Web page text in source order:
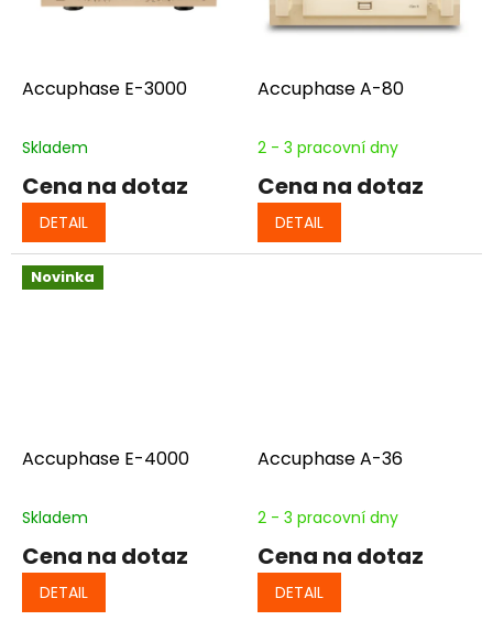
Accuphase E-3000
Skladem
Cena na dotaz
DETAIL
Accuphase A-80
2 - 3 pracovní dny
Cena na dotaz
DETAIL
Novinka
Accuphase E-4000
Skladem
Cena na dotaz
DETAIL
Accuphase A-36
2 - 3 pracovní dny
Cena na dotaz
DETAIL